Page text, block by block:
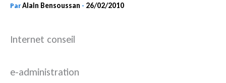
ParAlain Bensoussan - 26/02/2010
Internet conseil
e-administration